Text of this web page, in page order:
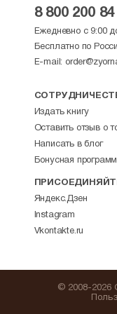
8 800 200 84
Ежедневно с 9:00
Бесплатно по
E-mail:
Издать книгу
Оставить отзыв о
Написать в блог
Бонусная
Яндекс.Дзен
Instagram
Vkontakte.ru
© 2008-